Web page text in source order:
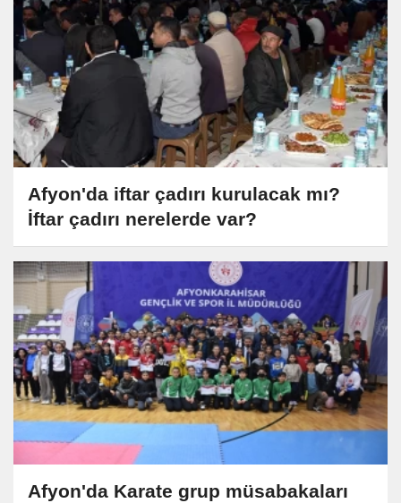
Afyon'da iftar çadırı kurulacak mı?
İftar çadırı nerelerde var?
Afyon'da Karate grup müsabakaları